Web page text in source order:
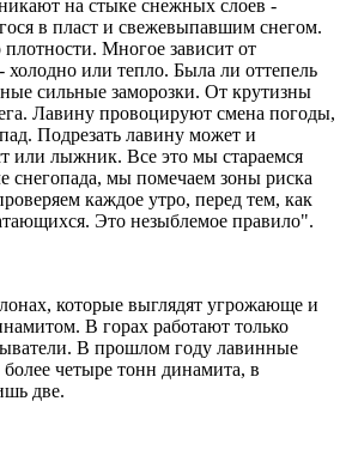
на стыке снежных слоев -
в пласт и свежевыпавшим снегом.
Многое зависит от
холодно или тепло. Была ли оттепель
сильные заморозки. От крутизны
Лавину провоцируют смена погоды,
Подрезать лавину может и
или лыжник. Все это мы стараемся
снегопада, мы помечаем зоны риска
каждое утро, перед тем, как
Это незыблемое правило".
которые выглядят угрожающе и
В горах работают только
В прошлом году лавинные
четыре тонн динамита, в
две.